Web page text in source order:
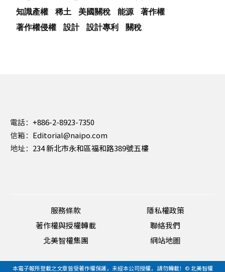
知識產權
稀土 美國關稅 能源
著作權
著作權侵權
設計 設計專利 關稅
電話： +886-2-8923-7350
信箱： Editorial@naipo.com
地址： 234 新北市永和區福和路389號五樓
服務條款
隱私權政策
著作權與授權轉載
聯絡我們
北美智權集團
網站地圖
本電子報所登載之文章皆受著作權保護，未經本公司授權， 請勿轉載！© 北美智權